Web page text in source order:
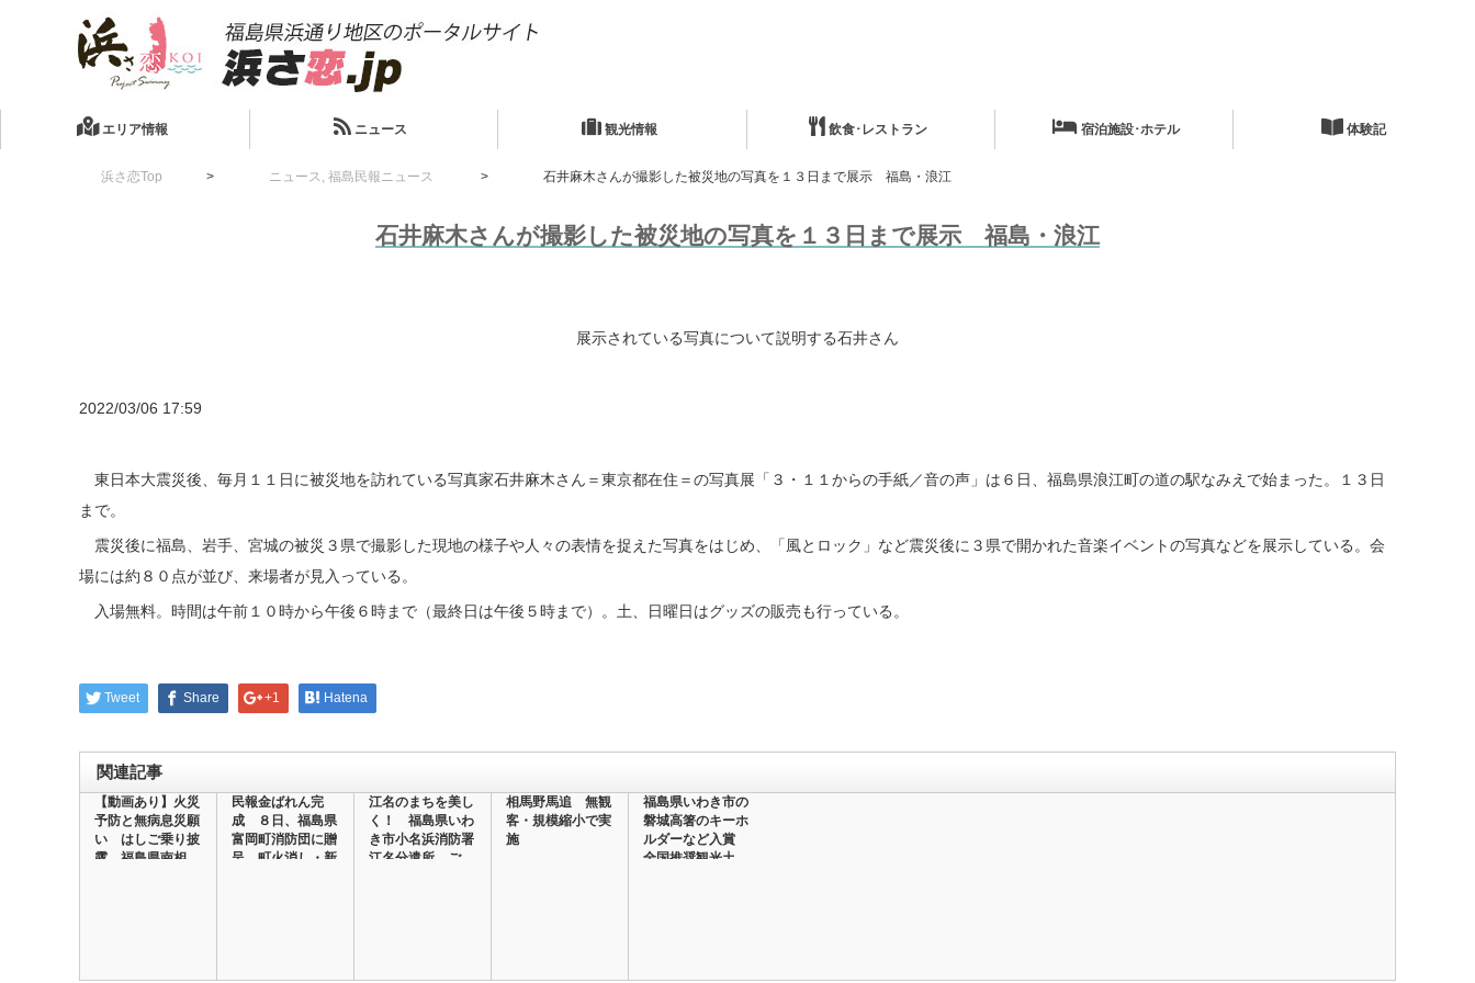
エリア情報 ニュース 観光情報 飲食･レストラン 宿泊施設･ホテル 体験記
浜さ恋Top ニュース , 福島民報ニュース 石井麻木さんが撮影した被災地の写真を１３日まで展示 福島・浪江
石井麻木さんが撮影した被災地の写真を１３日まで展示 福島・浪江
展示されている写真について説明する石井さん
2022/03/06 17:59
東日本大震災後、毎月１１日に被災地を訪れている写真家石井麻木さん＝東京都在住＝の写真展「３・１１からの手紙／音の声」は６日、福島県浪江町の道の駅なみえで始まった。１３日
まで。
震災後に福島、岩手、宮城の被災３県で撮影した現地の様子や人々の表情を捉えた写真をはじめ、「風とロック」など震災後に３県で開かれた音楽イベントの写真などを展示している。会
場には約８０点が並び、来場者が見入っている。
入場無料。時間は午前１０時から午後６時まで（最終日は午後５時まで）。土、日曜日はグッズの販売も行っている。
Tweet Share +1 Hatena
関連記事
【動画あり】火災
予防と無病息災願
い はしご乗り披
露 福島県南相
民報金ばれん完
成 ８日、福島県
富岡町消防団に贈
呈 町火消し・新
江名のまちを美し
く！ 福島県いわ
き市小名浜消防署
江名分遣所 ご
相馬野馬追 無観
客・規模縮小で実
施
福島県いわき市の
磐城高箸のキーホ
ルダーなど入賞
全国推奨観光土